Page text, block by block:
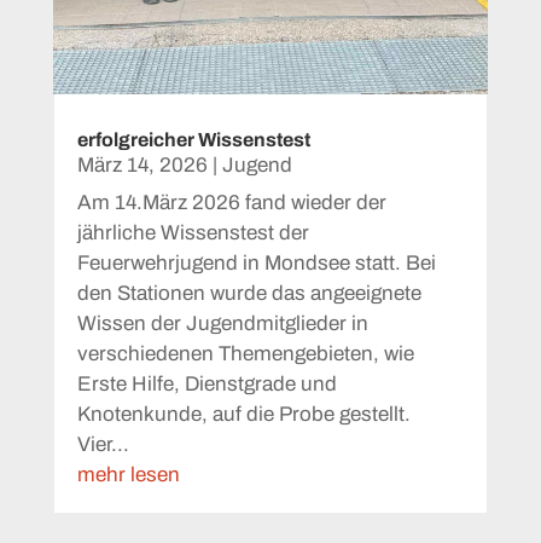
erfolgreicher Wissenstest
März 14, 2026 | Jugend
Am 14.März 2026 fand wieder der
jährliche Wissenstest der
Feuerwehrjugend in Mondsee statt. Bei
den Stationen wurde das angeeignete
Wissen der Jugendmitglieder in
verschiedenen Themengebieten, wie
Erste Hilfe, Dienstgrade und
Knotenkunde, auf die Probe gestellt.
Vier...
mehr lesen